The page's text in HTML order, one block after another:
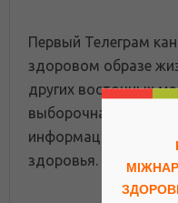
Первый Телеграм
здоровом образе
других восточных
выборочная и
информация для
здоровья.